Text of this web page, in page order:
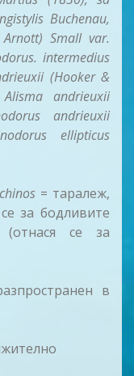
Buchenau,
Small var.
intermedius
(Hooker &
andrieuxii
andrieuxii
ellipticus
= таралеж,
за бодливите
се за
в